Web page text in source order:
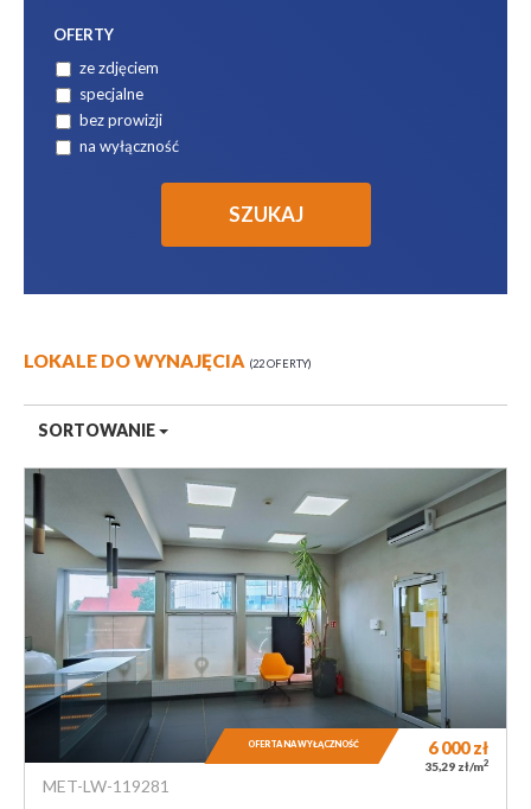
OFERTY
ze zdjęciem
specjalne
bez prowizji
na wyłączność
LOKALE DO WYNAJĘCIA 22 OFERTY
SORTOWANIE
MET-LW-119281
6 000zł
35,29 zł/m2
OFERTA NA WYŁĄCZNOŚĆ